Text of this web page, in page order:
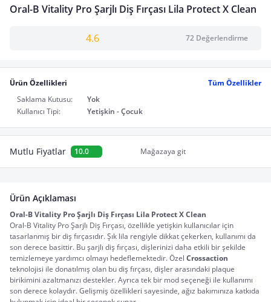
Oral-B Vitality Pro Şarjlı Diş Fırçası Lila Protect X Clean
4.6 72 Değerlendirme
Ürün Özellikleri
Tüm Özellikler
Saklama Kutusu:
Yok
Kullanıcı Tipi:
Yetişkin - Çocuk
Mutlu Fiyatlar 10.0 Mağazaya git
Ürün Açıklaması
Oral-B Vitality Pro Şarjlı Diş Fırçası Lila Protect X Clean
Oral-B Vitality Pro Şarjlı Diş Fırçası, özellikle yetişkin kullanıcılar için
tasarlanmış bir diş fırçasıdır. Şık lila rengiyle dikkat çekerken, kullanımı da
son derece basittir. Bu şarjlı diş fırçası, dişlerinizi daha etkili bir şekilde
temizlemeye yardımcı olmayı hedeflemektedir. Özel Crossaction
teknolojisi ile donatılmış olan bu diş fırçası, dişler arasındaki plaque
birikimini azaltmanızı destekler. Ayrıca tek bir mod seçeneği ile kullanımı
son derece kolaydır. Gelişmiş özellikleri sayesinde, ağız bakımınıza katkıda